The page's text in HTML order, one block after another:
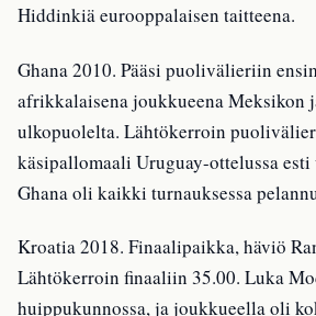
Hiddinkiä eurooppalaisen taitteena.
Ghana 2010. Pääsi puolivälieriin
afrikkalaisena joukkueena Meksikon
ulkopuolelta. Lähtökerroin
käsipallomaali Uruguay-ottelussa
Ghana oli kaikki turnauksessa
Kroatia 2018. Finaalipaikka, häviö
Lähtökerroin finaaliin 35.00. Luka
huippukunnossa, ja joukkueella oli